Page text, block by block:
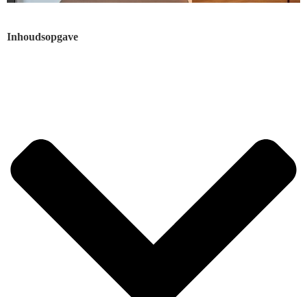
Inhoudsopgave